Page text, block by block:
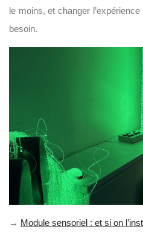
le moins, et changer
besoin.
→ Module sensoriel : et si on